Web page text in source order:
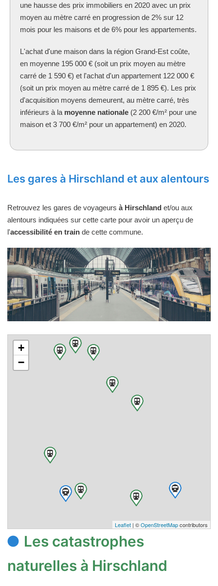
une hausse des prix immobiliers en 2020 avec un prix
moyen au mètre carré en progression de 2% sur 12
mois pour les maisons et de 6% pour les appartements.
L'achat d'une maison dans la région Grand-Est coûte,
en moyenne 195 000 € (soit un prix moyen au mètre
carré de 1 590 €) et l'achat d'un appartement 122 000 €
(soit un prix moyen au mètre carré de 1 895 €). Les prix
d'acquisition moyens demeurent, au mètre carré, très
inférieurs à la moyenne nationale (2 200 €/m² pour une
maison et 3 700 €/m² pour un appartement) en 2020.
Les gares à Hirschland et aux alentours
Retrouvez les gares de voyageurs à Hirschland et/ou aux
alentours indiquées sur cette carte pour avoir un aperçu de
l'accessibilité en train de cette commune.
+
−
Leaflet | ©OpenStreetMapcontributors
Les catastrophes
naturelles à Hirschland